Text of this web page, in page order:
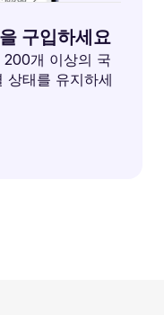
구입하세요
개 이상의 국
상태를 유지하세